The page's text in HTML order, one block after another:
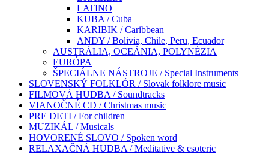
LATINO
KUBA / Cuba
KARIBIK / Caribbean
ANDY / Bolivia, Chile, Peru, Ecuador
AUSTRÁLIA, OCEÁNIA, POLYNÉZIA
EURÓPA
ŠPECIÁLNE NÁSTROJE / Special Instruments
SLOVENSKÝ FOLKLÓR / Slovak folklore music
FILMOVÁ HUDBA / Soundtracks
VIANOČNÉ CD / Christmas music
PRE DETI / For children
MUZIKÁL / Musicals
HOVORENÉ SLOVO / Spoken word
RELAXAČNÁ HUDBA / Meditative & esoteric